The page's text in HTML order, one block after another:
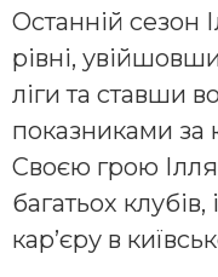
Останній сезон
рівні,
ліги та ставши
показниками за
Своєю грою
багатьох
кар’єру в